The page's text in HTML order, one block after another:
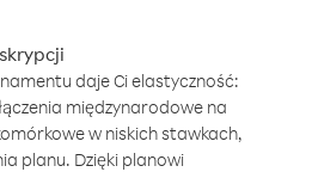
daje Ci elastyczność:
międzynarodowe na
w niskich stawkach,
planu. Dzięki planowi